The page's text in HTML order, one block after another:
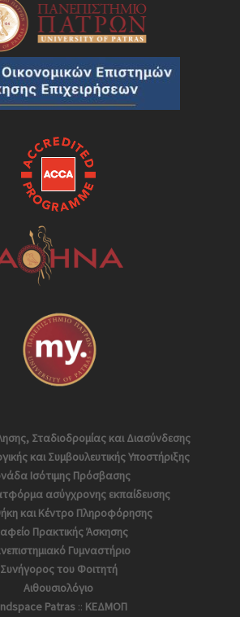
Σταδιοδρομίας και Διασύνδεσης
και Συμβουλευτικής Υποστήριξης
Ισότιμης Πρόσβασης
ασύγχρονης εκπαίδευσης
και Κέντρο Πληροφόρησης
Πρακτικής Άσκησης
Γυμναστήριο
Συνήγορος του Φοιτητή
Αιθουσιολόγιο
Patras :: ΚΕΔΜΟΠ